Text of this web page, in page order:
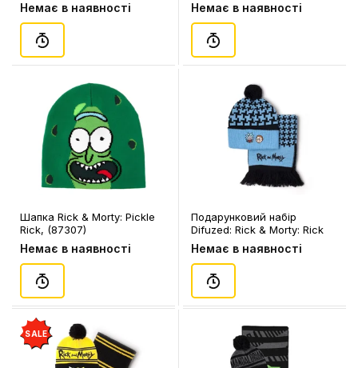
Немає в наявності Немає в наявності
Шапка Rick & Morty: Pickle
Rick, (87307)
Немає в наявності
Подарунковий набір
Difuzed: Rick & Morty: Rick
and Morty, (98040)
Немає в наявності
SALE